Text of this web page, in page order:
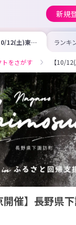
新規
12(土)東京
】長野県下諏
スク
ランキ
トをさがす 【10/
開催】長野県